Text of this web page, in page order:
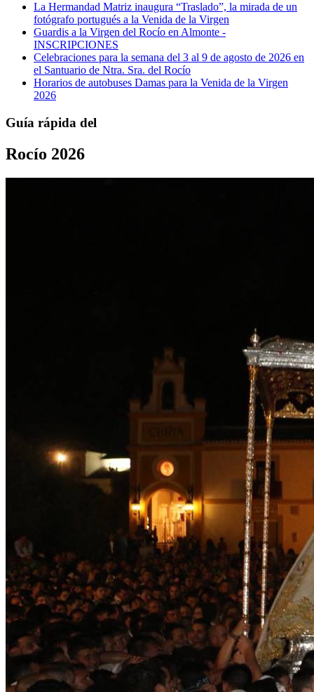
La Hermandad Matriz inaugura “Traslado”, la mirada de un
fotógrafo portugués a la Venida de la Virgen
Guardis a la Virgen del Rocío en Almonte -
INSCRIPCIONES
Celebraciones para la semana del 3 al 9 de agosto de 2026 en
el Santuario de Ntra. Sra. del Rocío
Horarios de autobuses Damas para la Venida de la Virgen
2026
Guía rápida del
Rocío 2026